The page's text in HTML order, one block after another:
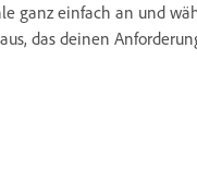
ganz einfach an und
das deinen